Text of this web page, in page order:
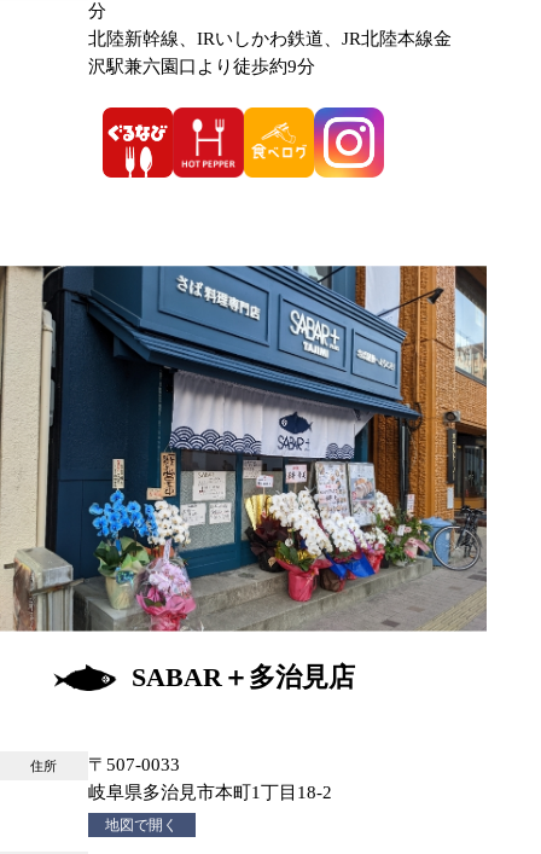
分
北陸新幹線、IRいしかわ鉄道、JR北陸本線金
沢駅兼六園口より徒歩約9分
SABAR＋多治見店
住所
〒507-0033
岐阜県多治見市本町1丁目18-2
地図で開く